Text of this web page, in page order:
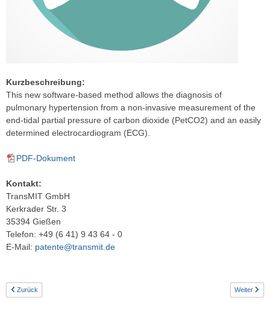
Kurzbeschreibung:
This new software-based method allows the diagnosis of
pulmonary hypertension from a non-invasive measurement of the
end-tidal partial pressure of carbon dioxide (PetCO2) and an easily
determined electrocardiogram (ECG).
PDF-Dokument
Kontakt:
TransMIT GmbH
Kerkrader Str. 3
35394 Gießen
Telefon: +49 (6 41) 9 43 64 - 0
E-Mail: patente@transmit.de
Zurück Weiter